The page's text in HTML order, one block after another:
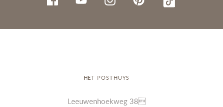
HET POSTHUYS
Leeuwenhoekweg 38